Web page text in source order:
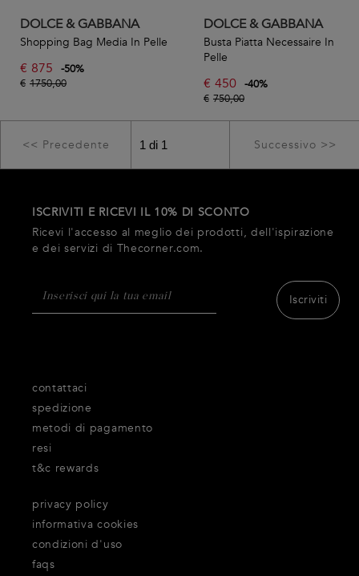
DOLCE & GABBANA
Shopping Bag Media In Pelle
€ 875 -50%
€ 1750,00
DOLCE & GABBANA
Busta Piatta Necessaire In
Pelle
€ 450 -40%
€ 750,00
<< Precedente Successivo >>
ISCRIVITI E RICEVI IL 10% DI SCONTO
Ricevi l'accesso al meglio dei prodotti, dell'ispirazione
e dei servizi di Thecorner.com.
Iscriviti
contattaci
spedizione
metodi di pagamento
resi
t&c rewards
privacy policy
informativa cookies
condizioni d'uso
faqs